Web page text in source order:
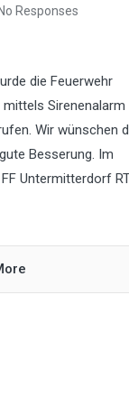
No Responses
die Feuerwehr
Sirenenalarm
Wir wünschen
Besserung. Im
Untermitterdorf